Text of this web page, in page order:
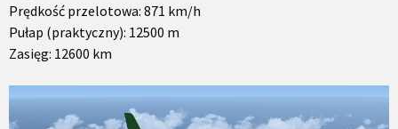
Prędkość przelotowa: 871 km/h
Pułap (praktyczny): 12500 m
Zasięg: 12600 km